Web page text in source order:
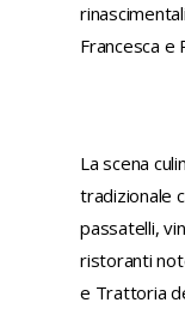
Francesca e
La scena
tradizionale
passatelli,
ristoranti
e Trattoria